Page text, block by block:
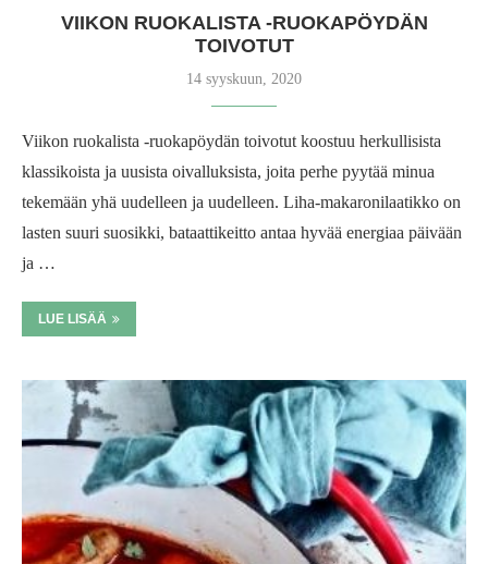
VIIKON RUOKALISTA -RUOKAPÖYDÄN
TOIVOTUT
14 syyskuun, 2020
Viikon ruokalista -ruokapöydän toivotut koostuu herkullisista
klassikoista ja uusista oivalluksista, joita perhe pyytää minua
tekemään yhä uudelleen ja uudelleen. Liha-makaronilaatikko on
lasten suuri suosikki, bataattikeitto antaa hyvää energiaa päivään
ja …
LUE LISÄÄ